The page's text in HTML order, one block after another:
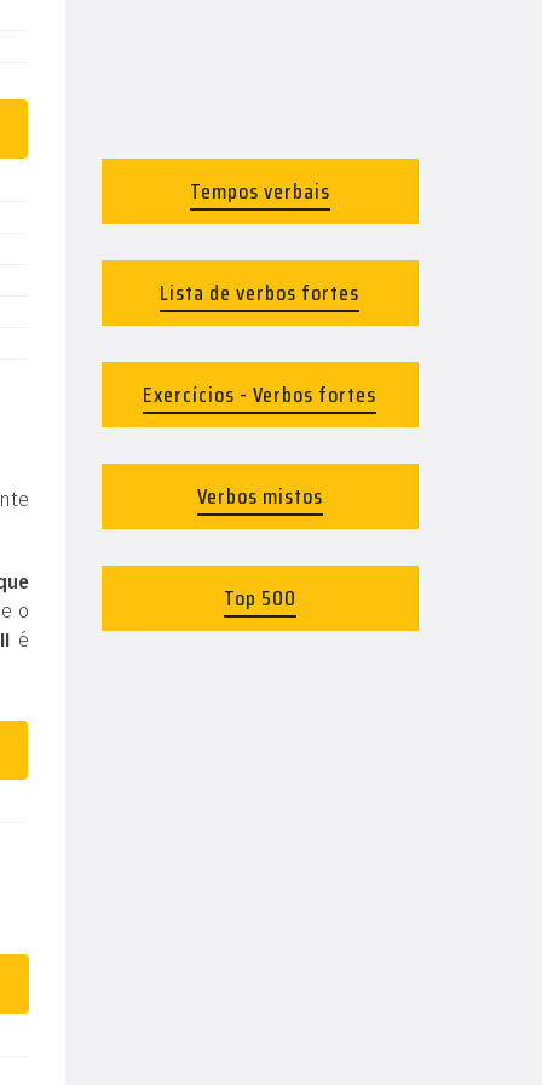
o
é
Tempos verbais
Lista de verbos fortes
Exercícios - Verbos fortes
Verbos mistos
Top 500